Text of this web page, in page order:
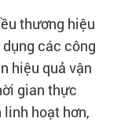
thương hiệu
các công
hiệu quả vận
gian thực
hoạt hơn,